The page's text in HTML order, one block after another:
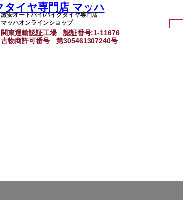
激安オートバイ/バイクタイヤ専門店
マッハオンラインショップ
関東運輸認証工場
認証番号:1-11676
古物商許可番号
第305461307240号